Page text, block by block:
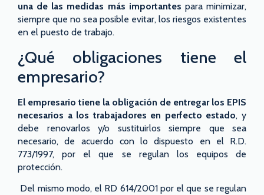
una de las medidas más importantes para minimizar,
siempre que no sea posible evitar, los riesgos existentes
en el puesto de trabajo.
¿Qué obligaciones tiene el
empresario?
El empresario tiene la obligación de entregar los EPIS
necesarios a los trabajadores en perfecto estado, y
debe renovarlos y/o sustituirlos siempre que sea
necesario, de acuerdo con lo dispuesto en el R.D.
773/1997, por el que se regulan los equipos de
protección.
Del mismo modo, el RD 614/2001 por el que se regulan